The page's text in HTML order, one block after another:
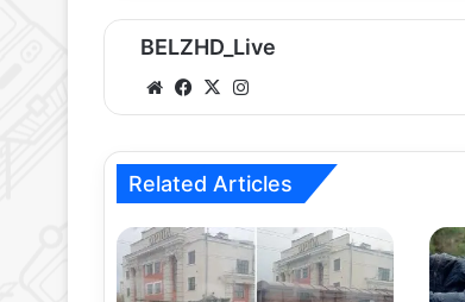
BELZHD_Live
We
bsi
Fa
ce
ok
X
tag
m
Related Articles